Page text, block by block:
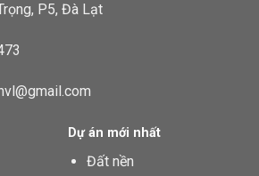
P5, Đà Lạt
Dự án mới nhất
Đất nền